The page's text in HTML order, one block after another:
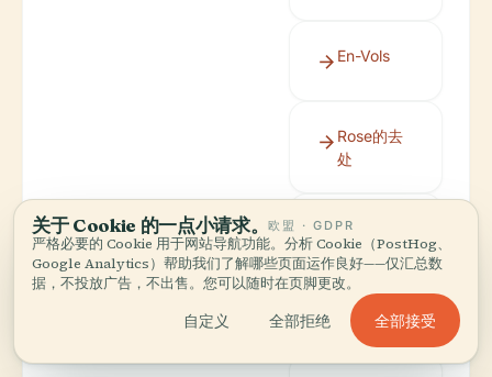
En-Vols
Rose的去
处
满箱旅行
旅行国王
关于 Cookie 的一点小请求。欧盟 · GDPR
严格必要的 Cookie 用于网站导航功能。分析 Cookie（PostHog、
Google Analytics）帮助我们了解哪些页面运作良好——仅汇总数
据，不投放广告，不出售。您可以随时在页脚更改。
自定义 全部拒绝 全部接受